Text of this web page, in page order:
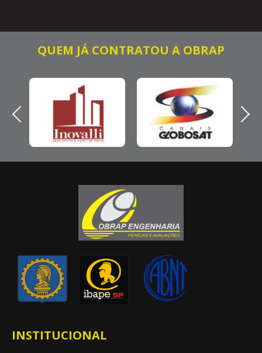
QUEM JÁ CONTRATOU A OBRAP
Previous Next
INSTITUCIONAL